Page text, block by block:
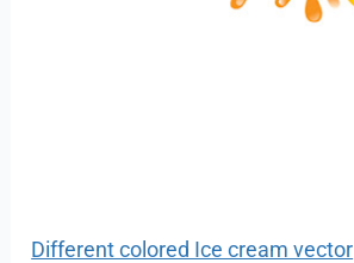
Different colored Ice cream vector